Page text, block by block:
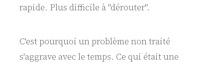
rapide. Plus difficile à "dérouter".
C'est pourquoi un problème non traité
s'aggrave avec le temps. Ce qui était une